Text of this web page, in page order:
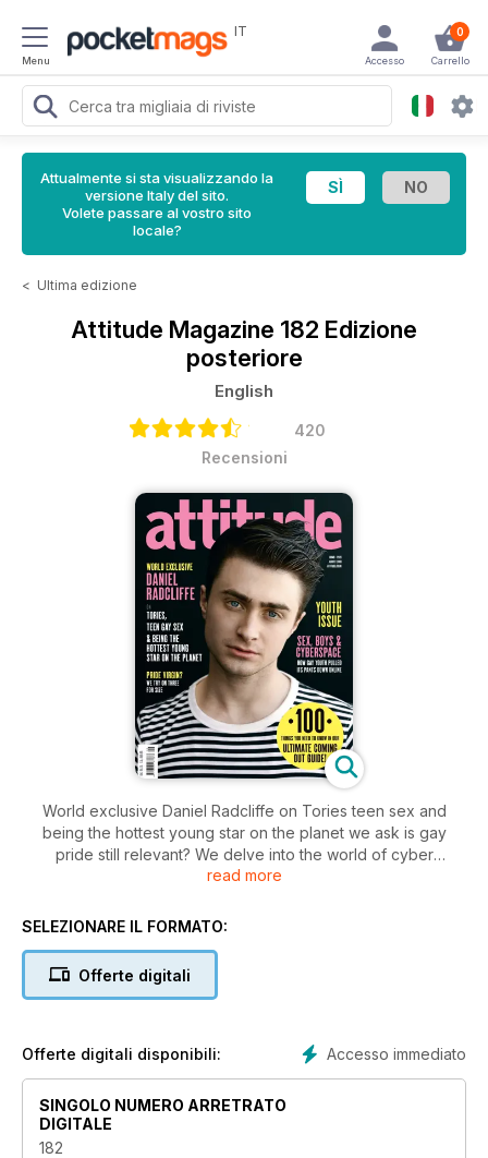
Menu
IT 0
Carrello
Accesso
Attualmente si sta visualizzando la
versione Italy del sito.
Volete passare al vostro sito
locale?
< Ultima edizione
Attitude Magazine 182 Edizione
posteriore
English
420
Recensioni
World exclusive Daniel Radcliffe on Tories teen sex and
being the hottest young star on the planet we ask is gay
pride still relevant? We delve into the world of cyber
sexuality and question whether it is sexual expression or
know in our ultimate coming out guide plus How Gay Is Sue
read more
SELEZIONARE IL FORMATO:
Offerte digitali
Accesso immediato
Offerte digitali disponibili:
SINGOLO NUMERO ARRETRATO
DIGITALE
182